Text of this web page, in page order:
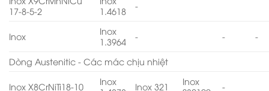
17-8-5-2
1.4618
-
Inox
Inox
1.3964
- - -
Dòng Austenitic - Các mác chịu nhiệt
Inox X8CrNiTi18-10
Inox
Inox 321
Inox
-